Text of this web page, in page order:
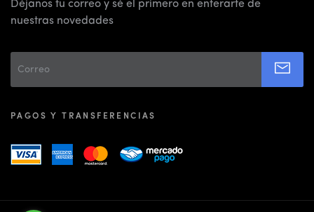
Déjanos tu correo y sé el primero en enterarte de
nuestras novedades
PAGOS Y TRANSFERENCIAS